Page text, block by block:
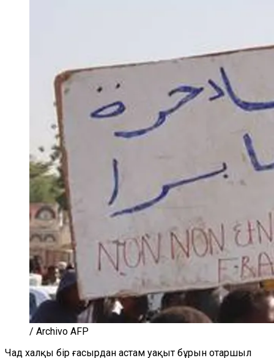
/ Archivo AFP
Чад халқы бір ғасырдан астам уақыт бұрын отаршыл